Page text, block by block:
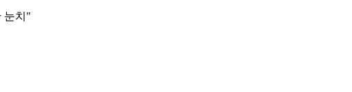
눈치"